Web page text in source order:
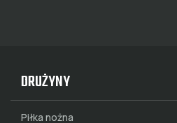
DRUŻYNY
Piłka nożna